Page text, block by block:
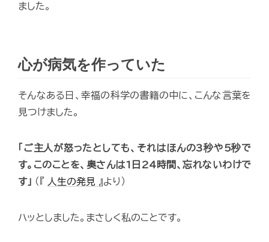
ました。
心が病気を作っていた
そんなある日、幸福の科学の書籍の中に、こんな言葉を
見つけました。
「ご主人が怒ったとしても、それはほんの3秒や5秒で
す。このことを、奥さんは1日24時間、忘れないわけで
す」 （『 人生の発見 』より）
ハッとしました。まさしく私のことです。